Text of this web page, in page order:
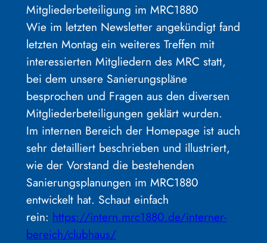
Mitgliederbeteiligung im MRC1880
Wie im letzten Newsletter angekündigt fand
letzten Montag ein weiteres Treffen mit
interessierten Mitgliedern des MRC statt,
bei dem unsere Sanierungspläne
besprochen und Fragen aus den diversen
Mitgliederbeteiligungen geklärt wurden.
Im internen Bereich der Homepage ist auch
sehr detailliert beschrieben und illustriert,
wie der Vorstand die bestehenden
Sanierungsplanungen im MRC1880
entwickelt hat. Schaut einfach
rein: https://intern.mrc1880.de/interner-
bereich/clubhaus/